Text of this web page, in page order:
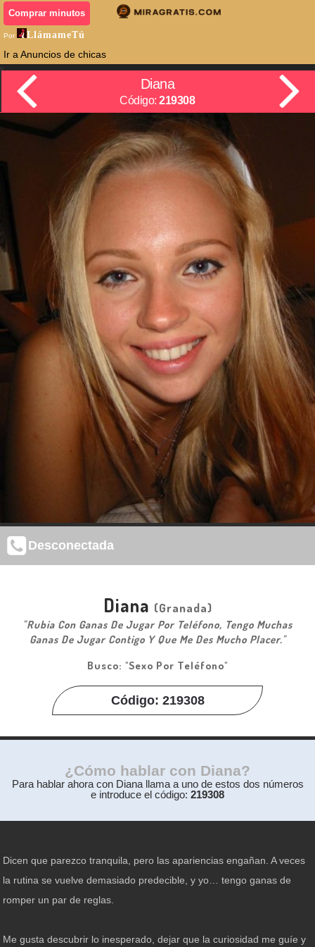
Comprar minutos
Por LlámameTú
Ir a Anuncios de chicas
Diana
Código:219308
Desconectada
Diana (Granada)
"Rubia Con Ganas De Jugar Por Teléfono, Tengo Muchas
Ganas De Jugar Contigo Y Que Me Des Mucho Placer."
Busco: "sexo Por Teléfono"
Código: 219308
¿Cómo hablar con Diana?
Para hablar ahora con Diana llama a uno de estos dos números
e introduce el código: 219308
Dicen que parezco tranquila, pero las apariencias engañan. A veces
la rutina se vuelve demasiado predecible, y yo… tengo ganas de
romper un par de reglas.
Me gusta descubrir lo inesperado, dejar que la curiosidad me guíe y